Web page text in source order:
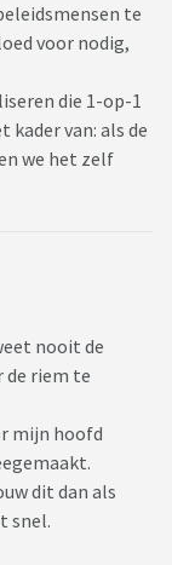
te
voor nodig,
die 1-op-1
kader van: als de
we het zelf
nooit de
de riem te
mijn hoofd
dit dan als
snel.